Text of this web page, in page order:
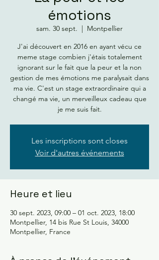
émotions
sam. 30 sept.
  |
Montpellier
J'ai découvert en 2016 en ayant vécu ce
meme stage combien j'étais totalement
ignorant sur le fait que la peur et la non
gestion de mes émotions me paralysait dans
ma vie. C'est un stage extraordinaire qui a
changé ma vie, un merveilleux cadeau que
je me suis fait.
Les inscriptions sont closes
Voir d'autres événements
Heure et lieu
30 sept. 2023, 09:00 – 01 oct. 2023, 18:00
Montpellier, 14 bis Rue St Louis, 34000
Montpellier, France